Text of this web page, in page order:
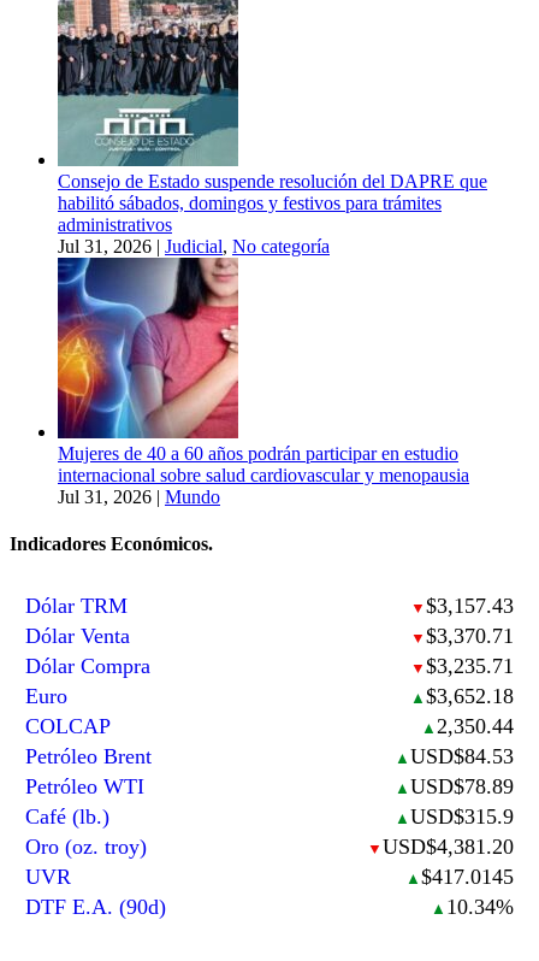
Consejo de Estado suspende resolución del DAPRE que
habilitó sábados, domingos y festivos para trámites
administrativos
Jul 31, 2026 | Judicial, No categoría
Mujeres de 40 a 60 años podrán participar en estudio
internacional sobre salud cardiovascular y menopausia
Jul 31, 2026 | Mundo
Indicadores Económicos.
Dólar TRM ▼ $3,157.43
Dólar Venta
▼ $3,370.71
Dólar Compra
▼ $3,235.71
Euro
▲ $3,652.18
COLCAP
▲ 2,350.44
Petróleo Brent
▲ USD$84.53
Petróleo WTI
▲ USD$78.89
Café (lb.)
▲ USD$315.9
Oro (oz. troy)
▼ USD$4,381.20
UVR
▲ $417.0145
DTF E.A. (90d)
▲ 10.34%